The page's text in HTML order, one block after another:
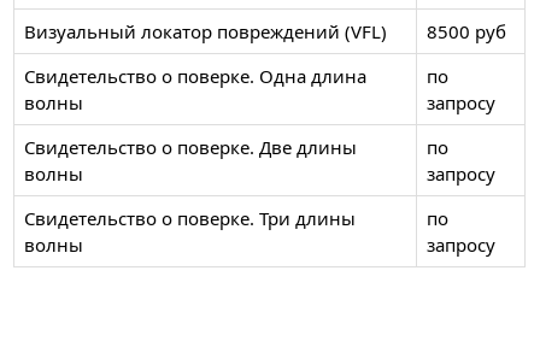
Визуальный локатор повреждений (VFL)
8500 руб
Свидетельство о поверке. Одна длина
волны
по
запросу
Свидетельство о поверке. Две длины
волны
по
запросу
Свидетельство о поверке. Три длины
волны
по
запросу